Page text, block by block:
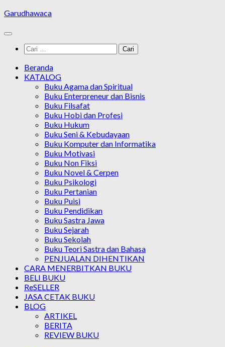
Skip
content
Garudhawaca
Cari
untuk:
Beranda
KATALOG
Buku Agama dan Spiritual
Buku Enterpreneur dan Bisnis
Buku Filsafat
Buku Hobi dan Profesi
Buku Hukum
Buku Seni & Kebudayaan
Buku Komputer dan Informatika
Buku Motivasi
Buku Non Fiksi
Buku Novel & Cerpen
Buku Psikologi
Buku Pertanian
Buku Puisi
Buku Pendidikan
Buku Sastra Jawa
Buku Sejarah
Buku Sekolah
Buku Teori Sastra dan Bahasa
PENJUALAN DIHENTIKAN
CARA MENERBITKAN BUKU
BELI BUKU
ReSELLER
JASA CETAK BUKU
BLOG
ARTIKEL
BERITA
REVIEW BUKU